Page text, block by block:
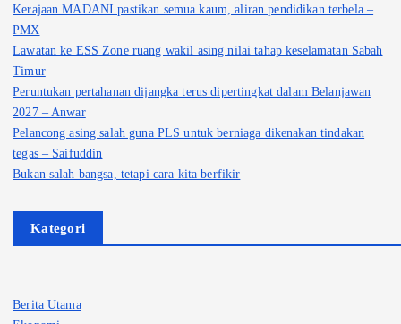
Kerajaan MADANI pastikan semua kaum, aliran pendidikan terbela –
PMX
Lawatan ke ESS Zone ruang wakil asing nilai tahap keselamatan Sabah
Timur
Peruntukan pertahanan dijangka terus dipertingkat dalam Belanjawan
2027 – Anwar
Pelancong asing salah guna PLS untuk berniaga dikenakan tindakan
tegas – Saifuddin
Bukan salah bangsa, tetapi cara kita berfikir
Kategori
Berita Utama